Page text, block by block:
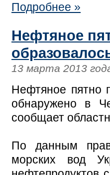
Подробнее »
Нефтяное
13 марта 2013
Нефтяное пятно
обнаружено в
сообщает
По данным
морских вод